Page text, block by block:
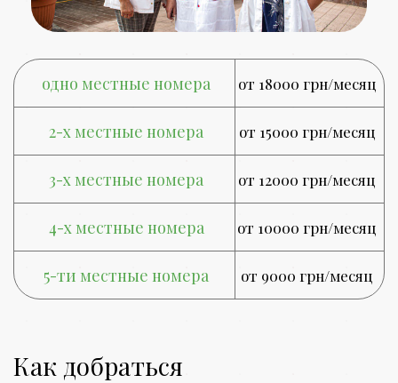
одно местные номера от 18000 грн/месяц
2-х местные номера от 15000 грн/месяц
3-х местные номера от 12000 грн/месяц
4-х местные номера от 10000 грн/месяц
5-ти местные номера от 9000 грн/месяц
Как добраться